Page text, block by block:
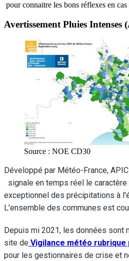
pour connaitre les bons réflexes en
Avertissement Pluies Intenses
Source : NOE CD30
Développé par Météo-France, APIC
signale en temps réel le
exceptionnel des précipitations à
L'ensemble des communes est
Depuis mi 2021, les données sont
site de Vigilance météo rubrique
pour les gestionnaires de crise et